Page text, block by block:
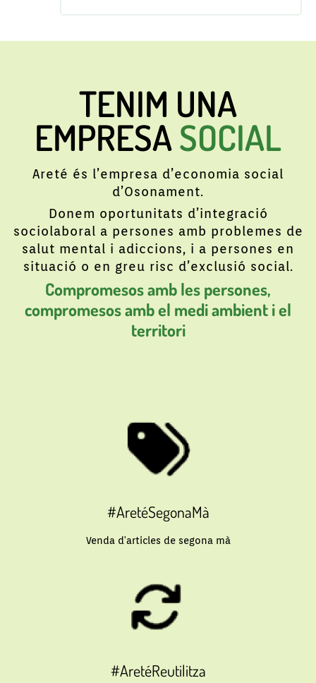
TENIM UNA
EMPRESASOCIAL
Areté és l’empresa d’economia social
d’Osonament.
Donem oportunitats d’integració
sociolaboral a persones amb problemes de
salut mental i adiccions, i a persones en
situació o en greu risc d’exclusió social.
Compromesos amb les persones,
compromesos amb el medi ambient i el
territori
#AretéSegonaMà
Venda d'articles de segona mà
#AretéReutilitza